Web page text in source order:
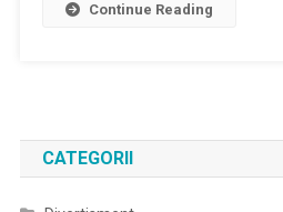
Continue Reading
CATEGORII